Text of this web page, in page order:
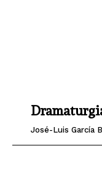
José-Luis García